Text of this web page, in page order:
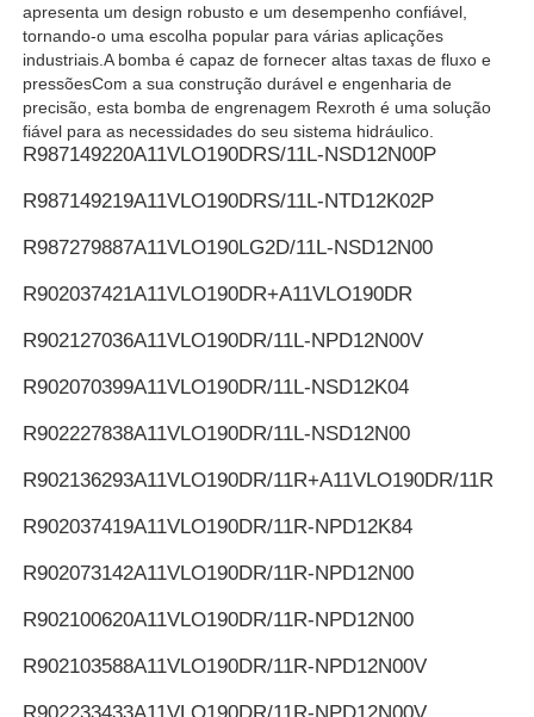
Acessórios para filtros Rexroth
Válvula hidráulica YUKEN
Bomba hidráulica de Yuken
apresenta um design robusto e um desempenho confiável,
tornando-o uma escolha popular para várias aplicações
industriais.A bomba é capaz de fornecer altas taxas de fluxo e
pressõesCom a sua construção durável e engenharia de
precisão, esta bomba de engrenagem Rexroth é uma solução
fiável para as necessidades do seu sistema hidráulico.
R987149220A11VLO190DRS/11L-NSD12N00P
R987149219A11VLO190DRS/11L-NTD12K02P
R987279887A11VLO190LG2D/11L-NSD12N00
R902037421A11VLO190DR+A11VLO190DR
R902127036A11VLO190DR/11L-NPD12N00V
R902070399A11VLO190DR/11L-NSD12K04
R902227838A11VLO190DR/11L-NSD12N00
R902136293A11VLO190DR/11R+A11VLO190DR/11R
R902037419A11VLO190DR/11R-NPD12K84
R902073142A11VLO190DR/11R-NPD12N00
R902100620A11VLO190DR/11R-NPD12N00
R902103588A11VLO190DR/11R-NPD12N00V
R902233433A11VLO190DR/11R-NPD12N00V